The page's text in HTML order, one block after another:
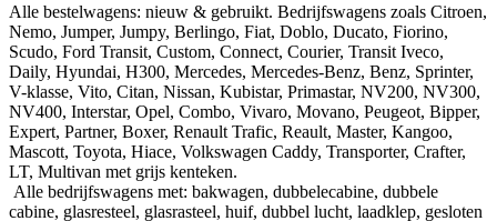
Alle bestelwagens: nieuw & gebruikt. Bedrijfswagens zoals Citroen,
Nemo, Jumper, Jumpy, Berlingo, Fiat, Doblo, Ducato, Fiorino,
Scudo, Ford Transit, Custom, Connect, Courier, Transit Iveco,
Daily, Hyundai, H300, Mercedes, Mercedes-Benz, Benz, Sprinter,
V-klasse, Vito, Citan, Nissan, Kubistar, Primastar, NV200, NV300,
NV400, Interstar, Opel, Combo, Vivaro, Movano, Peugeot, Bipper,
Expert, Partner, Boxer, Renault Trafic, Reault, Master, Kangoo,
Mascott, Toyota, Hiace, Volkswagen Caddy, Transporter, Crafter,
LT, Multivan met grijs kenteken.
Alle bedrijfswagens met: bakwagen, dubbelecabine, dubbele
cabine, glasresteel, glasrasteel, huif, dubbel lucht, laadklep, gesloten